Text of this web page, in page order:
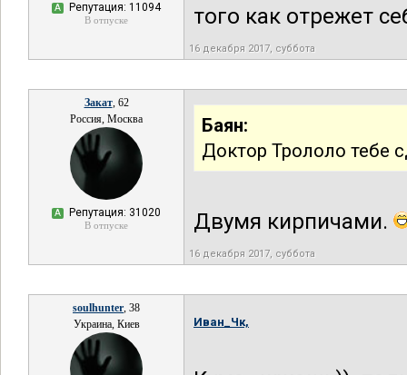
А Репутация: 11094
В отпуске
того как отрежет
16 декабря 2017, суббота
Закат, 62
Россия, Москва
А Репутация: 31020
В отпуске
Баян:
Доктор Трололо тебе
Двумя кирпичами.
16 декабря 2017, суббота
soulhunter, 38
Украина, Киев
Иван_Чк,